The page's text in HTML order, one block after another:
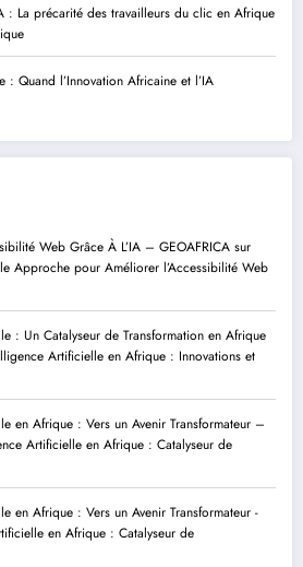
: La précarité des travailleurs du clic en Afrique
: Quand l’Innovation Africaine et l’IA
Web Grâce À L’IA – GEOAFRICA sur
Approche pour Améliorer l’Accessibilité Web
: Un Catalyseur de Transformation en Afrique
Artificielle en Afrique : Innovations et
en Afrique : Vers un Avenir Transformateur –
Artificielle en Afrique : Catalyseur de
en Afrique : Vers un Avenir Transformateur -
en Afrique : Catalyseur de